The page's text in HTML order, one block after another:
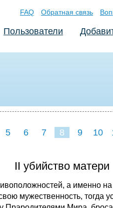
FAQ Обратная связь
Пользователи
5 6 7 8 9 10
II убийство матери
а именно
мужественность, тогда